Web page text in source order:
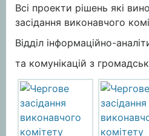
Всі проекти рішень які
засідання виконавчого
Відділ інформаційно-
та комунікацій з